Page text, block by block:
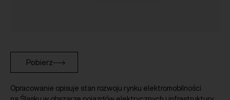
Pobierz
Opracowanie opisuje stan rozwoju rynku elektromobilności